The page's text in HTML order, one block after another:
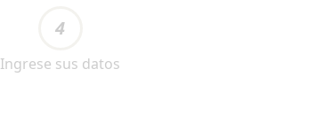
4
Ingrese sus datos